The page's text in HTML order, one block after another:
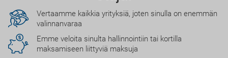
Vertaamme kaikkia yrityksiä, joten sinulla on enemmän
valinnanvaraa
Emme veloita sinulta hallinnointiin tai kortilla
maksamiseen liittyviä maksuja